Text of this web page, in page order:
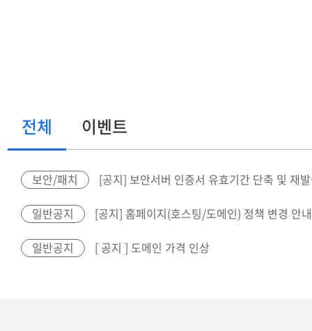
전체 이벤트
보안/패치 [공지] 보안서버 인증서 유효기간 단축 및 재발급
일반공지 [공지] 홈페이지(호스팅/도메인) 정책 변경 안내
일반공지 [ 공지 ] 도메인 가격 인상